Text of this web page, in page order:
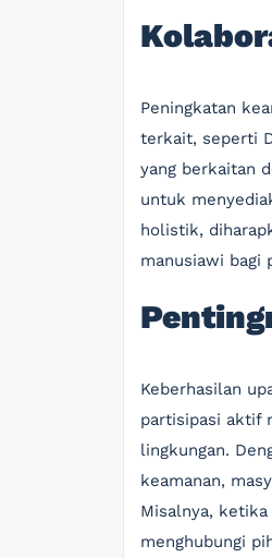
Peningkatan
terkait, seperti
yang berkaitan
untuk
holistik,
manusiawi bagi
Keberhasilan
partisipasi aktif
lingkungan.
keamanan,
Misalnya,
menghubungi